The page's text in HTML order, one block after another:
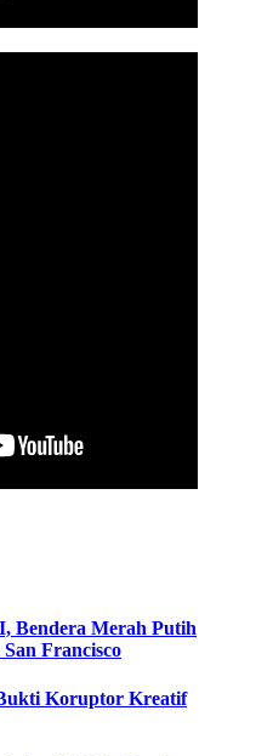
Bendera Merah Putih
Francisco
Koruptor Kreatif